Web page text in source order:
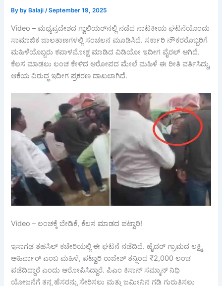
By by Balaji/September 19, 2025
Video – ಮಧ್ಯಪ್ರದೇಶದ ಗ್ವಾಲಿಯರ್‌ನಲ್ಲಿ ನಡೆದ ನಾಟಕೀಯ ಘಟನೆಯೊಂದು
ಸಾಮಾಜಿಕ ಜಾಲತಾಣಗಳಲ್ಲಿ ಸಂಚಲನ ಮೂಡಿಸಿದೆ. ಸರ್ಕಾರಿ ನೌಕರರೊಬ್ಬರಿಗೆ
ಮಹಿಳೆಯೊಬ್ಬರು ಕಪಾಳಮೋಕ್ಷ ಮಾಡಿದ ವಿಡಿಯೋ ಇದೀಗ ವೈರಲ್ ಆಗಿದೆ.
ಕೆಲಸ ಮಾಡಲು ಲಂಚ ಕೇಳಿದ ಆರೋಪದ ಮೇಲೆ ಮಹಿಳೆ ಈ ರೀತಿ ವರ್ತಿಸಿದ್ದು,
ಆಕೆಯ ವಿರುದ್ಧ ಇದೀಗ ಪ್ರಕರಣ ದಾಖಲಾಗಿದೆ.
Video – ಲಂಚಕ್ಕೆ ಬೇಡಿಕೆ, ಕೆಲಸ ಮಾಡದ ಪಟ್ವಾರಿ!
ಇಸಾಗಢ ತಹಸಿಲ್ ಕಚೇರಿಯಲ್ಲಿ ಈ ಘಟನೆ ನಡೆದಿದೆ. ಹೈದರ್ ಗ್ರಾಮದ ಲಕ್ಷ್ಮಿ
ಅಹಿರ್ವಾರ್ ಎಂಬ ಮಹಿಳೆ, ಪಟ್ವಾರಿ ರಾಜೇಶ್ ತನ್ನಿಂದ ₹2,000 ಲಂಚ
ಪಡೆದಿದ್ದಾರೆ ಎಂದು ಆರೋಪಿಸಿದ್ದಾರೆ. ಪಿಎಂ ಕಿಸಾನ್ ಸಮ್ಮಾನ್ ನಿಧಿ
ಯೋಜನೆಗೆ ತನ್ನ ಹೆಸರನ್ನು ಸೇರಿಸಲು ಮತ್ತು ಜಮೀನಿನ ಗಡಿ ಗುರುತಿಸಲು